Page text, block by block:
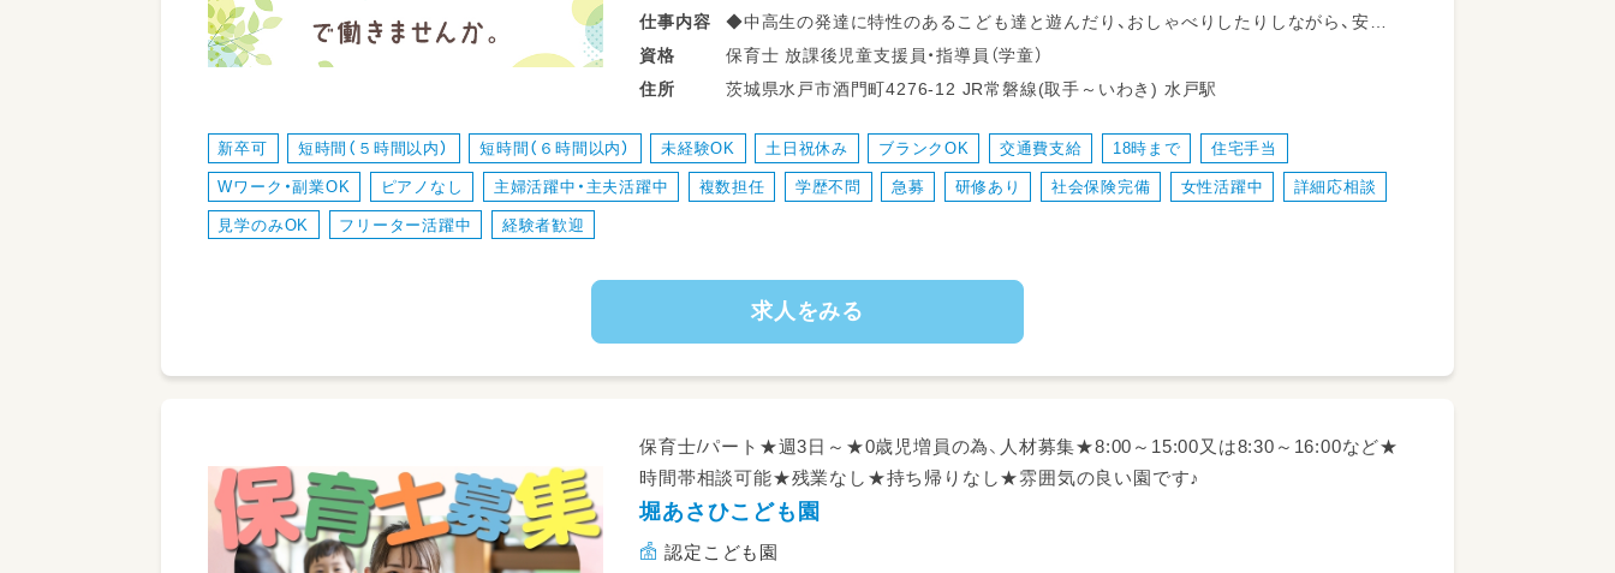
仕事内容
◆中高生の発達に特性のあるこども達と遊んだり、おしゃべりしたりしながら、安心・
安全に過ごせるよう配慮をしていただくお仕事です。
◆基本的に毎日おなじこどもが利用するので、発達支援が積み重なりやすい。そして、
◆こどもを自宅に送り届ける業務なし。保護者が迎えにきてくれるので顔と顔を合わ
せて情報交換ができる♪
◆小学生が利用する放デイもあるので、交流する機会もたくさんあります。
資格
保育士 放課後児童支援員・指導員（学童）
住所
茨城県水戸市酒門町4276-12 JR常磐線(取手～いわき) 水戸駅
新卒可 短時間（５時間以内） 短時間（６時間以内） 未経験OK 土日祝休み ブランクOK 交通費支給 18時まで 住宅手当
Wワーク・副業OK ピアノなし 主婦活躍中・主夫活躍中 複数担任 学歴不問 急募 研修あり 社会保険完備 女性活躍中 詳細応相談
見学のみOK フリーター活躍中 経験者歓迎
求人をみる
保育士/パート★週3日～★0歳児増員の為、人材募集★8:00～15:00又は8:30～16:00など★
時間帯相談可能★残業なし★持ち帰りなし★雰囲気の良い園です♪
堀あさひこども園
認定こども園